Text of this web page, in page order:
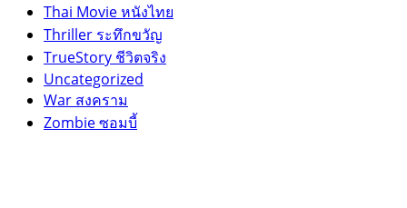
Thai Movie หนังไทย
Thriller ระทึกขวัญ
TrueStory ชีวิตจริง
Uncategorized
War สงคราม
Zombie ซอมบี้